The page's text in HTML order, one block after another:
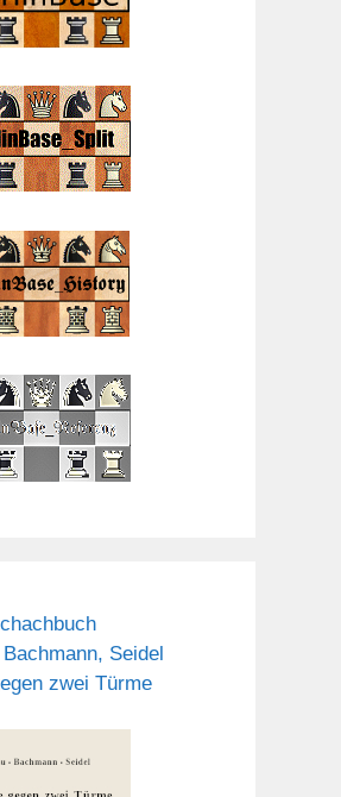
Seidel
zwei Türme